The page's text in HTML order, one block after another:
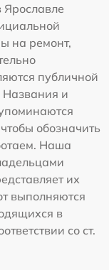
на ремонт,
публичной
Названия и
обозначить
Наша
их
выполняются
в
со ст.